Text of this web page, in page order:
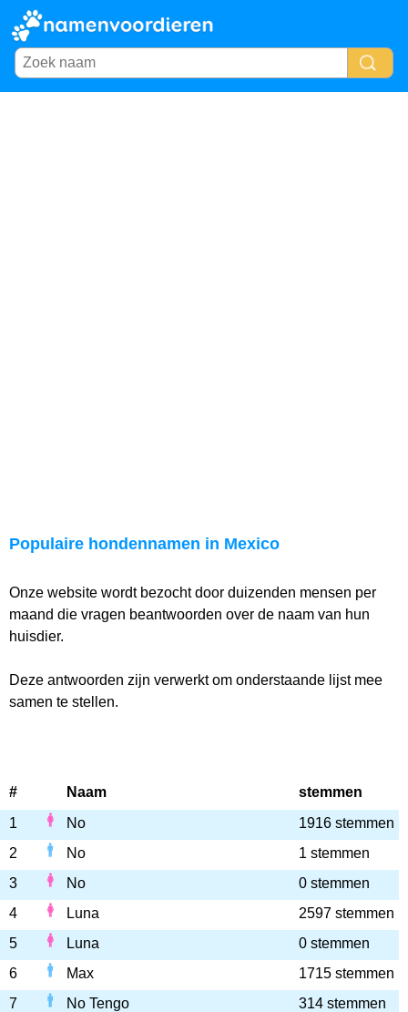
Populaire hondennamen in Mexico
Onze website wordt bezocht door duizenden mensen per
maand die vragen beantwoorden over de naam van hun
huisdier.
Deze antwoorden zijn verwerkt om onderstaande lijst mee
samen te stellen.
# Naam
stemmen
1
No
1916 stemmen
2
No
1 stemmen
3
No
0 stemmen
4
Luna
2597 stemmen
5
Luna
0 stemmen
6
Max
1715 stemmen
7
No Tengo
314 stemmen